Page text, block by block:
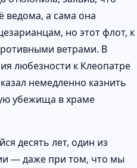
ведома, а сама она
но этот флот, к
ветрами. В
любезности к Клеопатре
немедленно казнить
убежища в храме
десять лет, один из
— даже при том, что мы